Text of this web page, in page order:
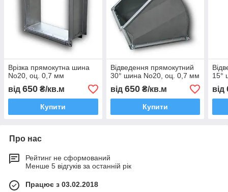
Врізка прямокутна шина
No20, оц. 0,7 мм
від 650 ₴/кв.м
Купити
Відведення прямокутний
30° шина No20, оц. 0,7 мм
від 650₴/кв.м
Купити
15°
від
Про нас
Рейтинг не сформований
Менше 5 відгуків за останній рік
Працює з 03.02.2018